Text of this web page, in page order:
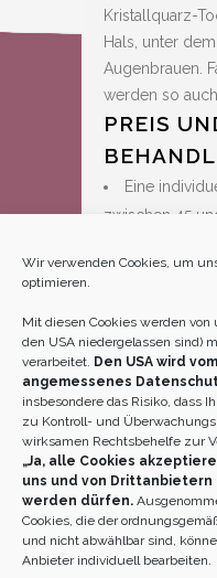
Wir verwenden Cookies, um
optimieren.
Mit diesen Cookies werden
den USA niedergelassen sind)
verarbeitet. Den USA wird
angemessenes
insbesondere das Risiko, dass
zu Kontroll- und
wirksamen Rechtsbehelfe zur
„Ja, alle Cookies
uns und von Drittanbietern
werden dürfen.
Cookies, die der
und nicht abwählbar sind,
Anbieter individuell bearbeiten.
Kristallquarz-
Hals, unter
Augenbrauen.
werden so
PREIS
Eine
zwischen 45
Facelifting“:€
Facefitness-
Kosten
„Japanisches
Lifting“:€
Kauf‘ 10
Facefitness-